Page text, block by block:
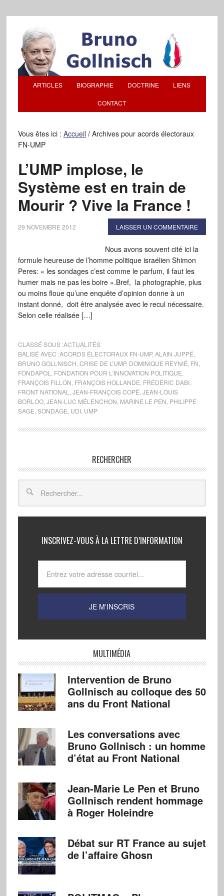
ARTICLES BIOGRAPHIE DOCTRINE LIENS
CONTACT
Vous êtes ici : Accueil /Archives pour acords électoraux
FN-UMP
L’UMP implose, le
Système est en train de
Mourir ? Vive la France !
29 NOVEMBRE 2012 LAISSER UN COMMENTAIRE
Nous avons souvent cité ici la
formule heureuse de l’homme politique israélien Shimon
Peres: « les sondages c’est comme le parfum, il faut les
humer mais ne pas les boire ».Bref, la photographie, plus
ou moins floue qu’une enquête d’opinion donne à un
instant donné, doit être analysée avec le recul nécessaire.
Selon celle réalisée […]
CLASSÉ SOUS :ACTUALITÉS
BALISÉ AVEC :ACORDS ÉLECTORAUX FN-UMP, ALAIN JUPPÉ
BRUNO GOLLNISCH CRISE DE L’UMP, DOMINIQUE REYNIÉ FN
FONDAPOL
FONDATION POUR L'INNOVATION POLITIQUE
FRANÇOIS FILLON FRANÇOIS HOLLANDE FRÉDÉRIC DABI,
FRONT NATIONAL
JEAN-FRANÇOIS COPÉ JEAN-LOUIS
BORLOO, JEAN-LUC MÉLENCHON MARINE LE PEN PHILIPPE
SAGE SONDAGE UDI, UMP
RECHERCHER
INSCRIVEZ-VOUS À LA LETTRE D’INFORMATION
MULTIMÉDIA
Intervention de Bruno
Gollnisch au colloque des 50
ans du Front National
Les conversations avec
Bruno Gollnisch : un homme
d’état au Front National
Jean-Marie Le Pen et Bruno
Gollnisch rendent hommage
à Roger Holeindre
Débat sur RT France au sujet
de l’affaire Ghosn